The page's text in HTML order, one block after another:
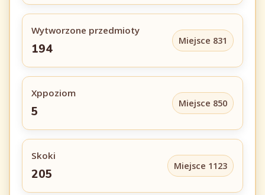
Wytworzone przedmioty
194
Miejsce 831
Xppoziom
5
Miejsce 850
Skoki
205
Miejsce 1123